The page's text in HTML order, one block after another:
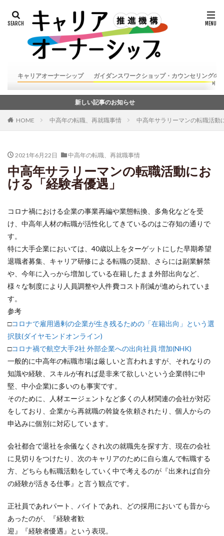
キャリアオーナーシップ ガイダンスワークショップ・カウンセリングの
新しい記事のお知らせ
HOME 中高年の転職、再就職事情 中高年サラリーマンの転職活動
2021年6月22日 中高年の転職、再就職事情
中高年サラリーマンの転職活動にお
ける「経験者優遇」
コロナ禍における企業の事業再編や業態転換、多角化などを受
け、中高年人材の転職が活性化してきているのはご存知の通りで
す。
特に大手企業においては、40歳以上をターゲットにした早期希望
退職者募集、キャリア研修による転職の奨励、さらには副業解禁
や、今年に入っから増加している在籍したまま外部出向など、
様々な制度により人員調整や人件費コスト削減が進められていま
す。
参考
□コロナで雇用過剰の企業が生き残るための「在籍出向」という選
択肢(ダイヤモンドオンライン)
□コロナ禍で航空大手2社 外部企業への出向社員 増加(NHK)
一般的に中高年の転職市場は厳しいと言われますが、それなりの
知識や経験、スキルが有れば是非来て欲しいという企業(特に中
堅、中小企業)に多いのも事実です。
そのために、人材エージェントなど多くの人材関連の会社が対応
をしており、企業から再就職の斡旋を依頼されたり、個人からの
申込みに個別に対応しています。
会社都合で退社を余儀なくされ次の就職先を探す方、現在の会社
に見切りをつけたり、次のキャリアのために自ら進んで転職する
方、どちらも転職活動をしていく中で考えるのが『出来れば自分
の経験が活きる仕事』と言う観点です。
正社員であれパート、バイトであれ、どの採用においても昔から
あったのが、『経験者歓
迎』『経験者優遇』という表現。